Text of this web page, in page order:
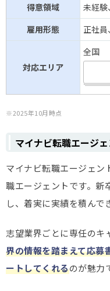
得意領域
未経験
雇用形態
正社員
対応エリア
全国
※2025年10月時点
マイナビ転職エージ
マイナビ転職エージェン
職エージェントです。新
し、着実に実績を積んで
志望業界ごとに専任のキ
界の情報を踏まえて応募
ートしてくれるのが魅力